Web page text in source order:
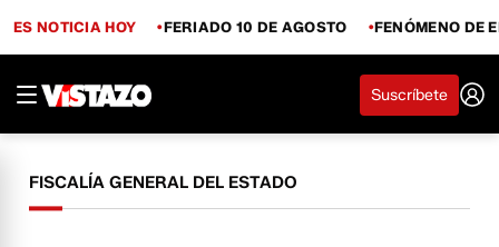
ES NOTICIA HOY FERIADO 10 DE AGOSTO FENÓMENO DE
Suscríbete
FISCALÍA GENERAL DEL ESTADO